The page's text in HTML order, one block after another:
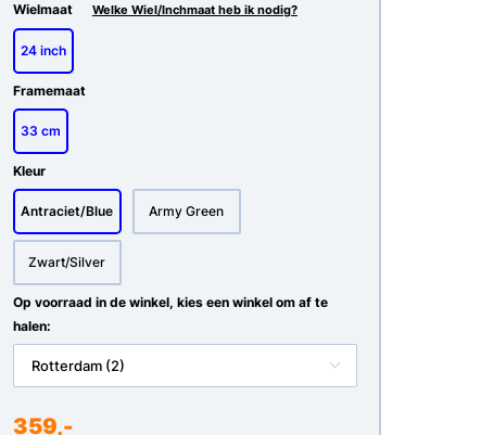
Wielmaat Welke Wiel/Inchmaat heb ik nodig?
24 inch
Framemaat
33 cm
Kleur
Antraciet/Blue Army Green
Zwart/Silver
Op voorraad in de winkel, kies een winkel om af te
halen:
Rotterdam (2)
359,-